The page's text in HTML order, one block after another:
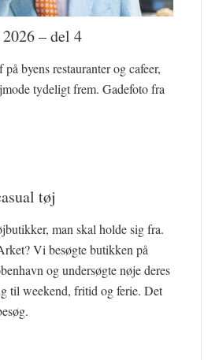
– del 4
byens restauranter og cafeer,
tydeligt frem. Gadefoto fra
tøj
man skal holde sig fra.
Vi besøgte butikken på
og undersøgte nøje deres
til weekend, fritid og ferie. Det